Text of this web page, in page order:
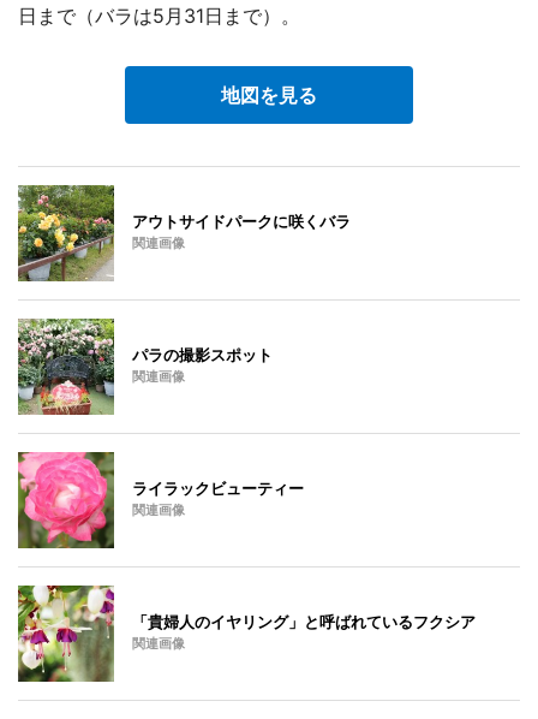
日まで（バラは5月31日まで）。
地図を見る
アウトサイドパークに咲くバラ
関連画像
パラの撮影スポット
関連画像
ライラックビューティー
関連画像
「貴婦人のイヤリング」と呼ばれているフクシア
関連画像